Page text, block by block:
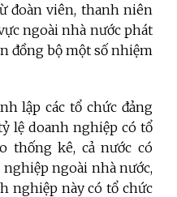
đoàn viên, thanh niên
ngoài nhà nước phát
đồng bộ một số nhiệm
lập các tổ chức đảng
lệ doanh nghiệp có tổ
thống kê, cả nước có
ngoài nhà nước,
nghiệp này có tổ chức